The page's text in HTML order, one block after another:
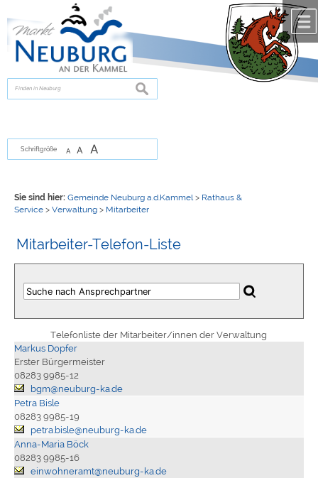
zur Navigationoder
springen.
suchen
Schriftgröße A A A
Sie sind hier: Gemeinde Neuburg a.d.Kammel > Rathaus &
Service> Verwaltung> Mitarbeiter
Mitarbeiter-Telefon-Liste
Telefonliste der Mitarbeiter/innen der Verwaltung
Markus Dopfer
Erster Bürgermeister
08283 9985-12
bgm@neuburg-ka.de
Petra Bisle
08283 9985-19
petra.bisle@neuburg-ka.de
Anna-Maria Böck
08283 9985-16
einwohneramt@neuburg-ka.de